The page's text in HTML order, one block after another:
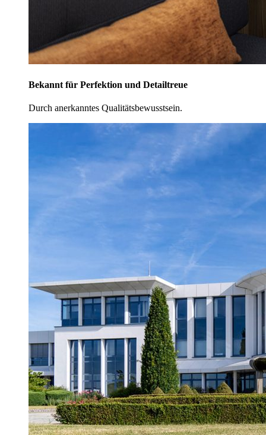
Bekannt für Perfektion und Detailtreue
Durch anerkanntes Qualitätsbewusstsein.